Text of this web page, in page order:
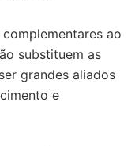
ao
substituem as
grandes aliados
e